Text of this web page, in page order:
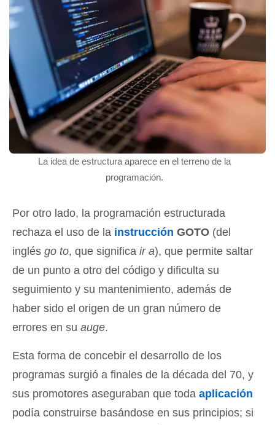
La idea de estructura aparece en el terreno de la
programación.
Por otro lado, la programación estructurada
rechaza el uso de la instrucción GOTO (del
inglés go to, que significa ir a), que permite saltar
de un punto a otro del código y dificulta su
seguimiento y su mantenimiento, además de
haber sido el origen de un gran número de
errores en su auge.
Esta forma de concebir el desarrollo de los
programas surgió a finales de la década del 70, y
sus promotores aseguraban que toda aplicación
podía construirse basándose en sus principios; si